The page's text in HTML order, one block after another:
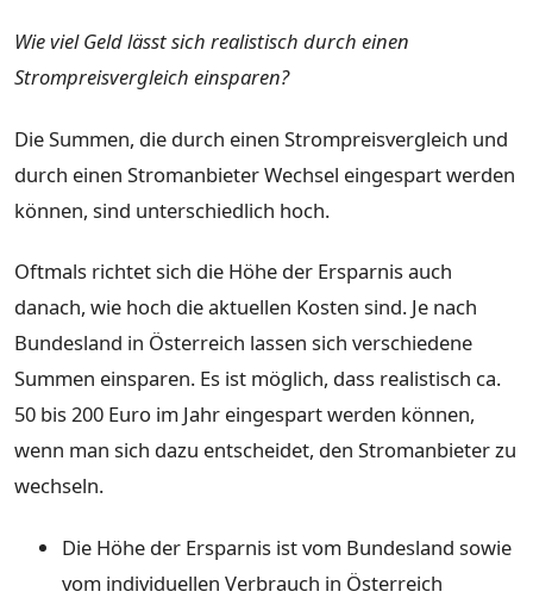
Wie viel Geld lässt sich realistisch durch einen
Strompreisvergleich einsparen?
Die Summen, die durch einen Strompreisvergleich und
durch einen Stromanbieter Wechsel eingespart werden
können, sind unterschiedlich hoch.
Oftmals richtet sich die Höhe der Ersparnis auch
danach, wie hoch die aktuellen Kosten sind. Je nach
Bundesland in Österreich lassen sich verschiedene
Summen einsparen. Es ist möglich, dass realistisch ca.
50 bis 200 Euro im Jahr eingespart werden können,
wenn man sich dazu entscheidet, den Stromanbieter zu
wechseln.
Die Höhe der Ersparnis ist vom Bundesland sowie
vom individuellen Verbrauch in Österreich